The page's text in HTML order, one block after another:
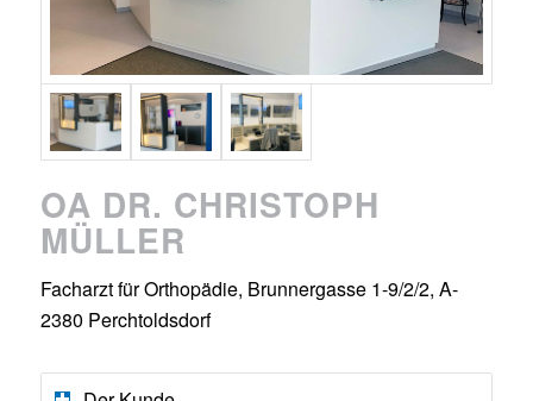
OA DR. CHRISTOPH
MÜLLER
Facharzt für Orthopädie, Brunnergasse 1-9/2/2, A-
2380 Perchtoldsdorf